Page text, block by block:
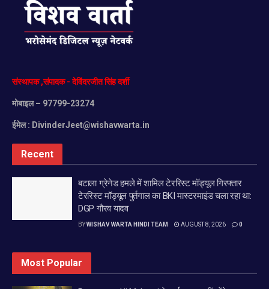
संस्थापक,संपादक-देविंदरजीतसिंहदर्शी
मोबाइल– 97799-23274
ईमेल : DivinderJeet@wishavwarta.in
Recent
बटाला ग्रेनेड हमले में शामिल टेररिस्ट मॉड्यूल गिरफ्तार
टेररिस्ट मॉड्यूल पुर्तगाल का BKI मास्टरमाइंड चला रहा था:
DGP गौरव यादव
BYWISHAV WARTA HINDI TEAM AUGUST 8, 2026 0
Most Popular